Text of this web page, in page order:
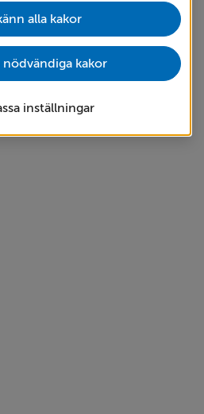
alla kakor
kakor
inställningar
som är väl värda ett